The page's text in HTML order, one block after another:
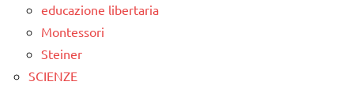
educazione libertaria
Montessori
Steiner
SCIENZE